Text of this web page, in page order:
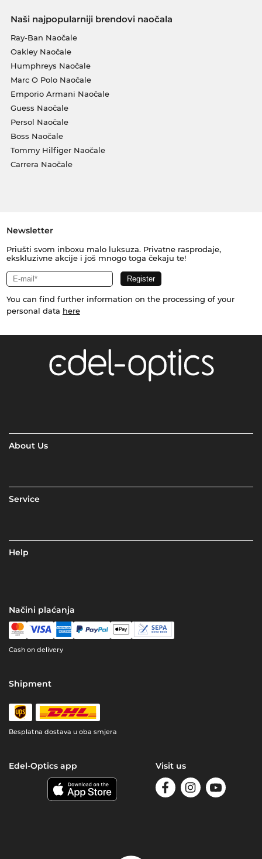
Naši najpopularniji brendovi naočala
Ray-Ban Naočale
Oakley Naočale
Humphreys Naočale
Marc O Polo Naočale
Emporio Armani Naočale
Guess Naočale
Persol Naočale
Boss Naočale
Tommy Hilfiger Naočale
Carrera Naočale
Newsletter
Priušti svom inboxu malo luksuza. Privatne rasprodaje,
ekskluzivne akcije i još mnogo toga čekaju te!
You can find further information on the processing of your
personal data here
About Us
Service
Help
Načini plaćanja
Cash on delivery
Shipment
Besplatna dostava u oba smjera
Edel-Optics app Visit us